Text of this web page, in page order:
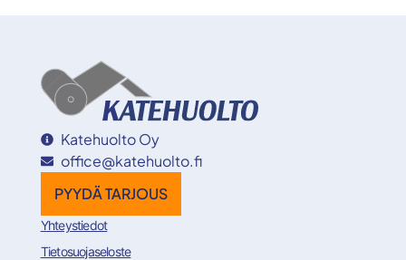
Katehuolto Oy
office@katehuolto.fi
PYYDÄ TARJOUS
Yhteystiedot
Tietosuojaseloste